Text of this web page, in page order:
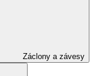
Záclony a závesy